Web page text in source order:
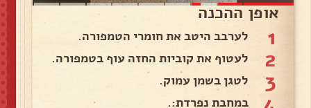
אופן ההכנה
1 לערבב היטב את חומרי הטמפורה.
2 לעטוף את קוביות החזה עוף בטמפורה.
3 לטגן בשמן עמוק.
במחבת נפרדת:.